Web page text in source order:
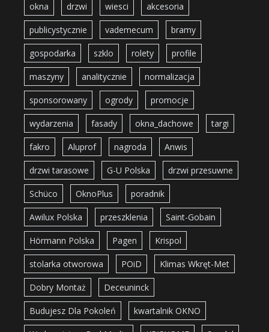
okna drzwi wiesci akcesoria
publicystycznie vademecum bramy
gospodarka szklo rolety profile
maszyny analitycznie normalizacja
sponsorowany ogrody promocje
wydarzenia fasady okna_dachowe targi
fakro Aluprof nagroda Anwis
drzwi tarasowe G-U Polska drzwi przesuwne
Schüco OknoPlus poradnik
Awilux Polska przeszklenia Saint-Gobain
Hörmann Polska Pagen Krispol
stolarka otworowa POiD Klimas Wkręt-Met
Dobry Montaż Deceuninck
Budujesz Dla Pokoleń kwartalnik OKNO